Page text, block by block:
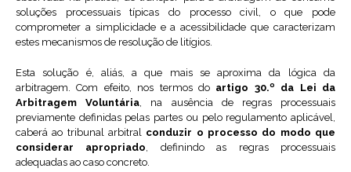
soluções processuais típicas do processo civil, o que pode
comprometer a simplicidade e a acessibilidade que caracterizam
estes mecanismos de resolução de litígios.
Esta solução é, aliás, a que mais se aproxima da lógica da
arbitragem. Com efeito, nos termos do artigo 30.º da Lei da
Arbitragem Voluntária, na ausência de regras processuais
previamente definidas pelas partes ou pelo regulamento aplicável,
caberá ao tribunal arbitral conduzir o processo do modo que
considerar apropriado, definindo as regras processuais
adequadas ao caso concreto.